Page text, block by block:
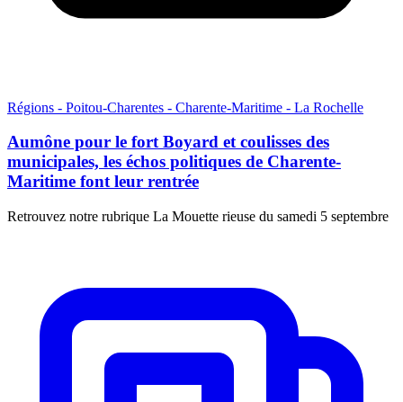
Régions - Poitou-Charentes - Charente-Maritime - La Rochelle
Aumône pour le fort Boyard et coulisses des
municipales, les échos politiques de Charente-
Maritime font leur rentrée
Retrouvez notre rubrique La Mouette rieuse du samedi 5 septembre